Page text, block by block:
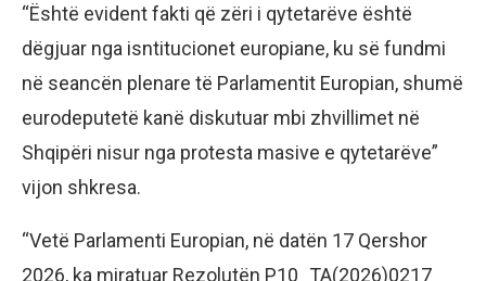
“Është evident fakti që zëri i qytetarëve është
dëgjuar nga isntitucionet europiane, ku së fundmi
në seancën plenare të Parlamentit Europian, shumë
eurodeputetë kanë diskutuar mbi zhvillimet në
Shqipëri nisur nga protesta masive e qytetarëve”
vijon shkresa.
“Vetë Parlamenti Europian, në datën 17 Qershor
2026, ka miratuar Rezolutën P10_TA(2026)0217